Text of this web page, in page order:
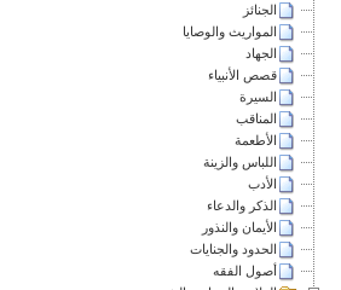
الجنائز
المواريث والوصايا
الجهاد
قصص الأنبياء
السيرة
المناقب
الأطعمة
اللباس والزينة
الأدب
الذكر والدعاء
الأيمان والنذور
الحدود والجنايات
أصول الفقه